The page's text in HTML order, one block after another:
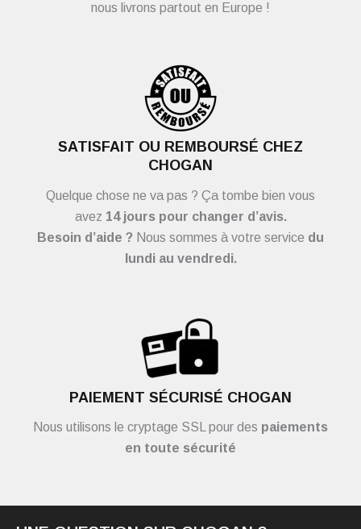
nous livrons partout en Europe !
SATISFAIT OU REMBOURSÉ CHEZ
CHOGAN
Quelque chose ne va pas ? Ça tombe bien vous
avez 14 jours pour changer d’avis.
Besoin d’aide ? Nous sommes à votre service du
lundi au vendredi.
PAIEMENT SÉCURISÉ CHOGAN
Nous utilisons le cryptage SSL pour des paiements
en toute sécurité